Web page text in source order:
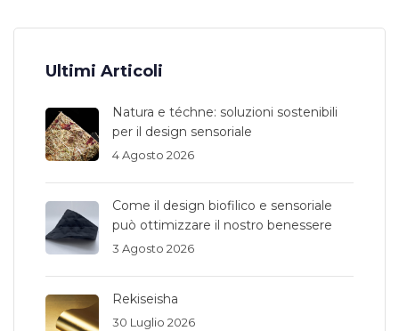
Ultimi Articoli
Natura e téchne: soluzioni sostenibili
per il design sensoriale
4 Agosto 2026
Come il design biofilico e sensoriale
può ottimizzare il nostro benessere
3 Agosto 2026
Rekiseisha
30 Luglio 2026